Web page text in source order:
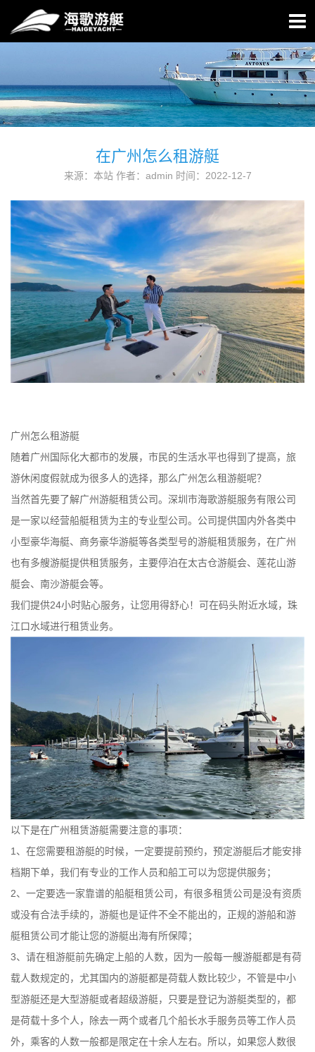
在广州怎么租游艇
来源：本站 作者：admin 时间：2022-12-7
广州怎么租游艇
随着广州国际化大都市的发展，市民的生活水平也得到了提高，旅
游休闲度假就成为很多人的选择，那么广州怎么租游艇呢？
当然首先要了解广州游艇租赁公司。深圳市海歌游艇服务有限公司
是一家以经营船艇租赁为主的专业型公司。公司提供国内外各类中
小型豪华海艇、商务豪华游艇等各类型号的游艇租赁服务，在广州
也有多艘游艇提供租赁服务，主要停泊在太古仓游艇会、莲花山游
艇会、南沙游艇会等。
我们提供24小时贴心服务，让您用得舒心！可在码头附近水域，珠
江口水域进行租赁业务。
以下是在广州租赁游艇需要注意的事项：
1、在您需要租游艇的时候，一定要提前预约，预定游艇后才能安排
档期下单，我们有专业的工作人员和船工可以为您提供服务；
2、一定要选一家靠谱的船艇租赁公司，有很多租赁公司是没有资质
或没有合法手续的，游艇也是证件不全不能出的，正规的游船和游
艇租赁公司才能让您的游艇出海有所保障；
3、请在租游艇前先确定上船的人数，因为一般每一艘游艇都是有荷
载人数规定的，尤其国内的游艇都是荷载人数比较少，不管是中小
型游艇还是大型游艇或者超级游艇，只要是登记为游艇类型的，都
是荷载十多个人，除去一两个或者几个船长水手服务员等工作人员
外，乘客的人数一般都是限定在十余人左右。所以，如果您人数很